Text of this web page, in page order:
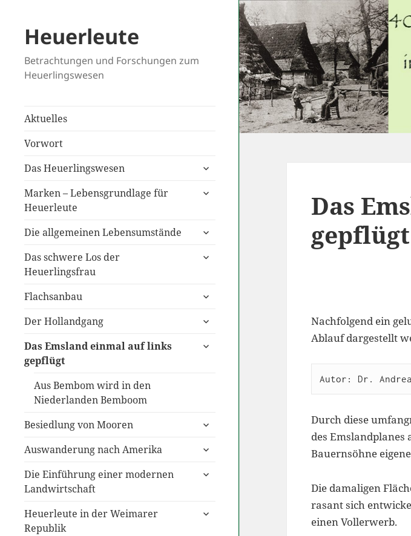
Heuerleute
Betrachtungen und Forschungen zum
Heuerlingswesen
Aktuelles
Vorwort
Das Heuerlingswesen
untermenü
Marken – Lebensgrundlage für
Heuerleute
untermenü
Die allgemeinen Lebensumstände
untermenü
Das schwere Los der
Heuerlingsfrau
untermenü
Flachsanbau
untermenü
Der Hollandgang
untermenü
Das Emsland einmal auf links
gepflügt
untermenü
Aus Bembom wird in den
Niederlanden Bemboom
Besiedlung von Mooren
untermenü
Auswanderung nach Amerika
untermenü
Die Einführung einer modernen
Landwirtschaft
untermenü
Heuerleute in der Weimarer
Republik
untermenü
Das
gepflügt
Nachfolgend ein
Ablauf dargestellt
Autor: Dr.
Durch diese
des
Bauernsöhne
Die damaligen
rasant sich
einen Vollerwerb.